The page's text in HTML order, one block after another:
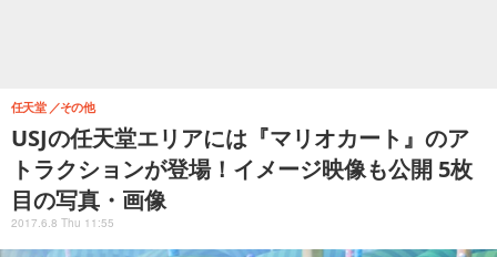
USJの任天堂エリアには『マリオカート』のア
トラクションが登場！イメージ映像も公開 5枚
目の写真・画像
任天堂 その他
2017.6.8 Thu 11:55